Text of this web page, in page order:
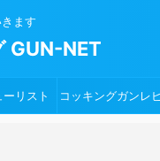
ます
GUN-NET
リスト コッキングガンレ